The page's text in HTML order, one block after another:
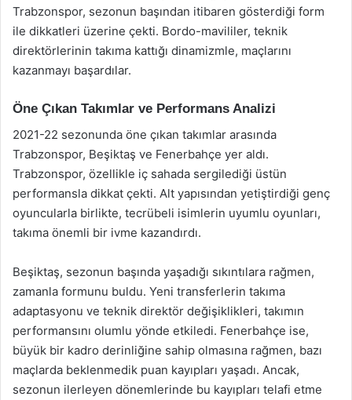
Trabzonspor, sezonun başından itibaren gösterdiği form
ile dikkatleri üzerine çekti. Bordo-mavililer, teknik
direktörlerinin takıma kattığı dinamizmle, maçlarını
kazanmayı başardılar.
Öne Çıkan Takımlar ve Performans Analizi
2021-22 sezonunda öne çıkan takımlar arasında
Trabzonspor, Beşiktaş ve Fenerbahçe yer aldı.
Trabzonspor, özellikle iç sahada sergilediği üstün
performansla dikkat çekti. Alt yapısından yetiştirdiği genç
oyuncularla birlikte, tecrübeli isimlerin uyumlu oyunları,
takıma önemli bir ivme kazandırdı.
Beşiktaş, sezonun başında yaşadığı sıkıntılara rağmen,
zamanla formunu buldu. Yeni transferlerin takıma
adaptasyonu ve teknik direktör değişiklikleri, takımın
performansını olumlu yönde etkiledi. Fenerbahçe ise,
büyük bir kadro derinliğine sahip olmasına rağmen, bazı
maçlarda beklenmedik puan kayıpları yaşadı. Ancak,
sezonun ilerleyen dönemlerinde bu kayıpları telafi etme